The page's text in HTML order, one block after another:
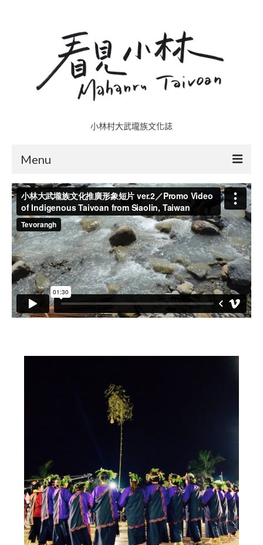
小林村大武壠族文化誌
Menu
小林村故事多
五里埔
日光小林
小愛小林
媒體上的小林
誰是大武壠族
祭儀信仰
歡迎來部落
旅遊資訊
部落美食